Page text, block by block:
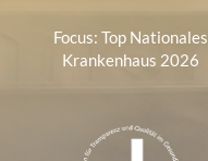
Focus: Top Nationales
Krankenhaus 2026